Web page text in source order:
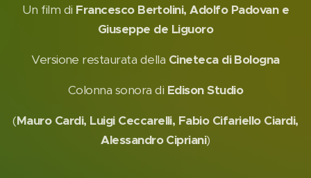
Un film di Francesco Bertolini, Adolfo Padovan e
Giuseppe de Liguoro
Versione restaurata della Cineteca di Bologna
Colonna sonora di Edison Studio
(Mauro Cardi, Luigi Ceccarelli, Fabio Cifariello Ciardi,
Alessandro Cipriani)